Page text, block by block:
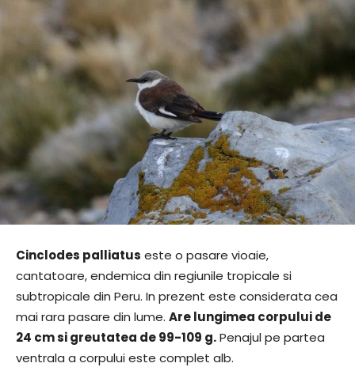
Cinclodes palliatus este o pasare vioaie,
cantatoare, endemica din regiunile tropicale si
subtropicale din Peru. In prezent este considerata cea
mai rara pasare din lume. Are lungimea corpului de
24 cm si greutatea de 99-109 g.Penajul pe partea
ventrala a corpului este complet alb.